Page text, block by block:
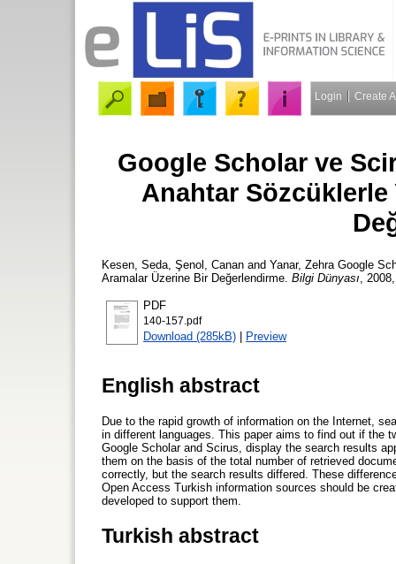
Login Create
Google Scholar ve
Anahtar Sözcüklerle
Kesen, Seda Şenol, Canan and Yanar, Zehra Google
Aramalar Üzerine Bir Değerlendirme. Bilgi Dünyası ,
PDF
140-157.pdf
Download (285kB) | Preview
English abstract
Due to the rapid growth of information on the Internet,
in different languages. This paper aims to find out if the
Google Scholar and Scirus, display the search results
them on the basis of the total number of retrieved
correctly, but the search results differed. These
Open Access Turkish information sources should be
developed to support them.
Turkish abstract